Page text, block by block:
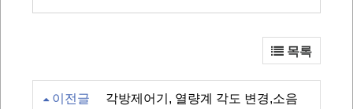
목록
이전글
각방제어기, 열량계 각도 변경,소음